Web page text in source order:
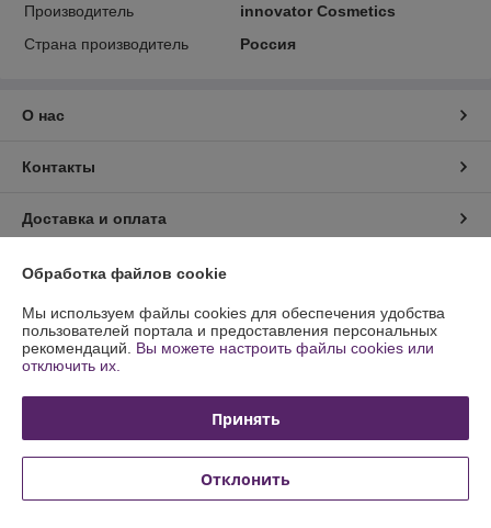
Производитель
innovator Cosmetics
Страна производитель
Россия
О нас
Контакты
Доставка и оплата
График работы
Полная версия сайта
Политика обработки cookies
Сайт создан на платформе Deal.by
Обработка файлов cookie
Мы используем файлы cookies для обеспечения удобства
пользователей портала и предоставления персональных
рекомендаций. Вы можете настроить файлы cookies или
отключить их.
Принять
Отклонить